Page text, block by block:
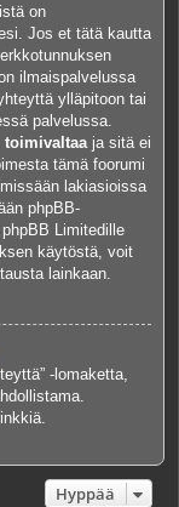
on
Jos et tätä kautta
ilmaispalvelussa
ylläpitoon tai
palvelussa.
toimivaltaa ja sitä ei
tämä foorumi
lakiasioissa
phpBB-
Limitedille
käytöstä, voit
lainkaan.
-lomaketta,
Hyppää